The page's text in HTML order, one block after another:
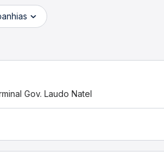
Gov. Laudo Natel